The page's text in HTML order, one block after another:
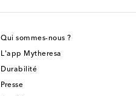
Qui sommes-nous ?
L'app Mytheresa
Durabilité
Presse